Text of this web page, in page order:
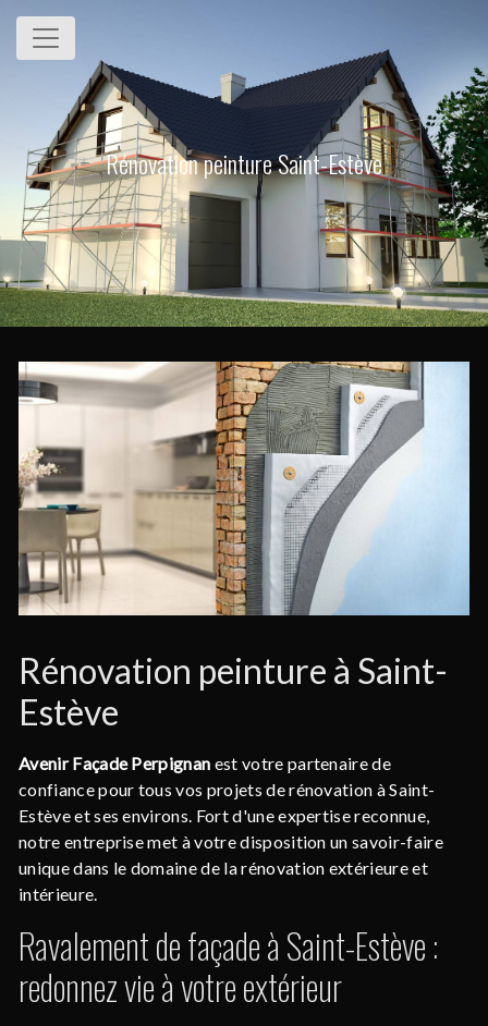
Panneau de gestion des cookies
Rénovation peinture Saint-Estève
Rénovation peinture à Saint-
Estève
Avenir Façade Perpignan est votre partenaire de
confiance pour tous vos projets de rénovation à Saint-
Estève et ses environs. Fort d'une expertise reconnue,
notre entreprise met à votre disposition un savoir-faire
unique dans le domaine de la rénovation extérieure et
intérieure.
Ravalement de façade à Saint-Estève :
redonnez vie à votre extérieur